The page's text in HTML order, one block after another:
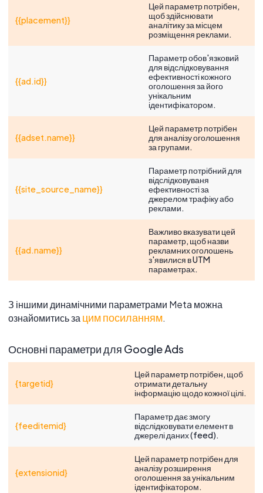
{{placement}}
Цей параметр потрібен,
щоб здійснювати
аналітику за місцем
розміщення реклами.
{{ad.id}}
Параметр обов'язковий
для відслідковування
ефективності кожного
оголошення за його
унікальним
ідентифікатором.
{{adset.name}}
Цей параметр потрібен
для аналізу оголошення
за групами.
{{site_source_name}}
Параметр потрібний для
відслідковуваня
ефективності за
джерелом трафіку або
реклами.
{{ad.name}}
Важливо вказувати цей
параметр, щоб назви
рекламних оголошень
з'явилися в UTM
параметрах.
З іншими динамічними параметрами Meta можна
ознайомитись зацим посиланням.
Основні параметри для Google Ads
{targetid}
Цей параметр потрібен, щоб
отримати детальну
інформацію щодо кожної цілі.
{feeditemid}
Параметр дає змогу
відслідковувати елемент в
джерелі даних (feed).
{extensionid}
Цей параметр потрібен для
аналізу розширення
оголошення за унікальним
ідентифікатором.